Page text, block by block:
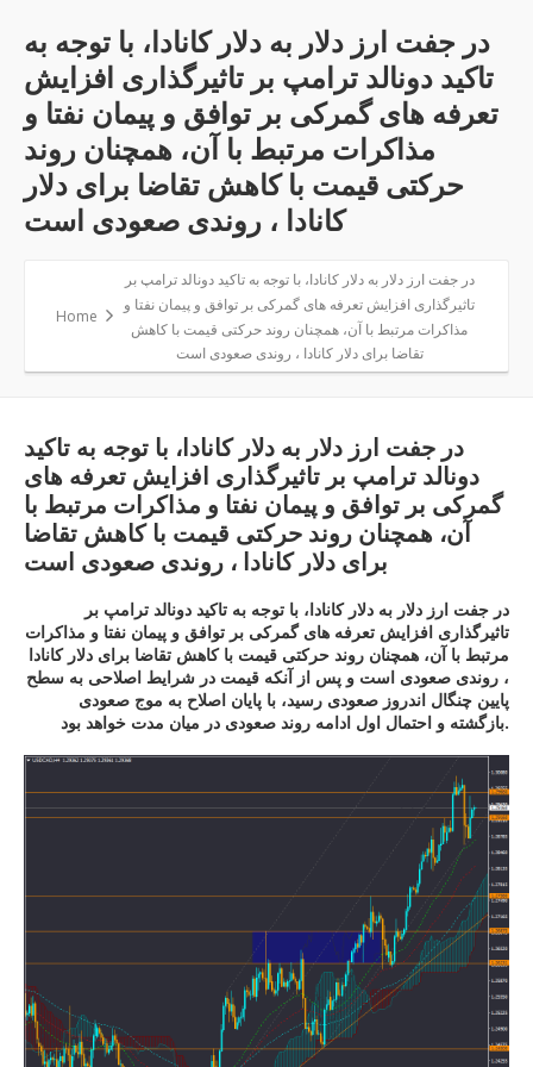
در جفت ارز دلار به دلار کانادا، با توجه به
تاکید دونالد ترامپ بر تاثیرگذاری افزایش
تعرفه های گمرکی بر توافق و پیمان نفتا و
مذاکرات مرتبط با آن، همچنان روند
حرکتی قیمت با کاهش تقاضا برای دلار
کانادا ، روندی صعودی است
Home
در جفت ارز دلار به دلار کانادا، با توجه به تاکید دونالد ترامپ بر
تاثیرگذاری افزایش تعرفه های گمرکی بر توافق و پیمان نفتا و
مذاکرات مرتبط با آن، همچنان روند حرکتی قیمت با کاهش
تقاضا برای دلار کانادا ، روندی صعودی است
در جفت ارز دلار به دلار کانادا، با توجه به تاکید
دونالد ترامپ بر تاثیرگذاری افزایش تعرفه های
گمرکی بر توافق و پیمان نفتا و مذاکرات مرتبط با
آن، همچنان روند حرکتی قیمت با کاهش تقاضا
برای دلار کانادا ، روندی صعودی است
در جفت ارز دلار به دلار کانادا، با توجه به تاکید دونالد ترامپ بر
تاثیرگذاری افزایش تعرفه های گمرکی بر توافق و پیمان نفتا و مذاکرات
مرتبط با آن، همچنان روند حرکتی قیمت با کاهش تقاضا برای دلار کانادا
، روندی صعودی است و پس از آنکه قیمت در شرایط اصلاحی به سطح
پایین چنگال اندروز صعودی رسید، با پایان اصلاح به موج صعودی
بازگشته و احتمال اول ادامه روند صعودی در میان مدت خواهد بود.